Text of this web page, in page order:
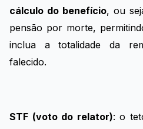
cálculo do benefício, ou
pensão por morte,
inclua a totalidade da
falecido.
STF (voto do relator): o